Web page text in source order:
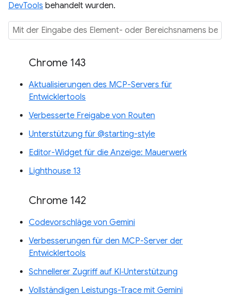
DevTools behandelt wurden.
Chrome 143
Aktualisierungen des MCP-Servers für
Entwicklertools
Verbesserte Freigabe von Routen
Unterstützung für @starting-style
Editor-Widget für die Anzeige: Mauerwerk
Lighthouse 13
Chrome 142
Codevorschläge von Gemini
Verbesserungen für den MCP-Server der
Entwicklertools
Schnellerer Zugriff auf KI‑Unterstützung
Vollständigen Leistungs-Trace mit Gemini